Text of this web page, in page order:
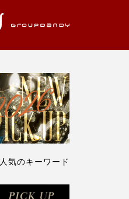
人気のキーワード